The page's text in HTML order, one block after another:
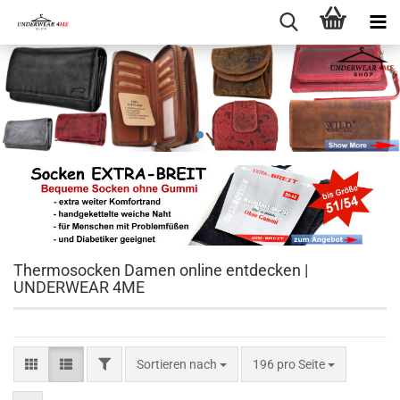
Thermosocken Damen online entdecken |
UNDERWEAR 4ME
FILTERSortieren nach
Sortieren nach 196 pro Seite
pro Seite